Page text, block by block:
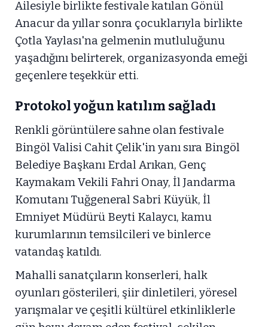
Ailesiyle birlikte festivale katılan Gönül
Anacur da yıllar sonra çocuklarıyla birlikte
Çotla Yaylası'na gelmenin mutluluğunu
yaşadığını belirterek, organizasyonda emeği
geçenlere teşekkür etti.
Protokol yoğun katılım sağladı
Renkli görüntülere sahne olan festivale
Bingöl Valisi Cahit Çelik'in yanı sıra Bingöl
Belediye Başkanı Erdal Arıkan, Genç
Kaymakam Vekili Fahri Onay, İl Jandarma
Komutanı Tuğgeneral Sabri Küyük, İl
Emniyet Müdürü Beyti Kalaycı, kamu
kurumlarının temsilcileri ve binlerce
vatandaş katıldı.
Mahalli sanatçıların konserleri, halk
oyunları gösterileri, şiir dinletileri, yöresel
yarışmalar ve çeşitli kültürel etkinliklerle